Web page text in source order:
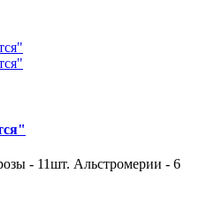
- 11шт. Альстромерии - 6